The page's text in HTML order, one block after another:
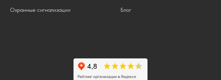
Охранные сигнализации
Блог